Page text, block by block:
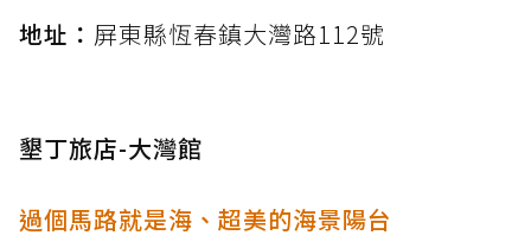
地址： 屏東縣恆春鎮大灣路112號
墾丁旅店-大灣館
過個馬路就是海、超美的海景陽台